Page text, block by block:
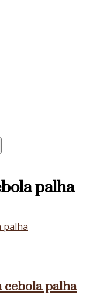
palha
palha
palha